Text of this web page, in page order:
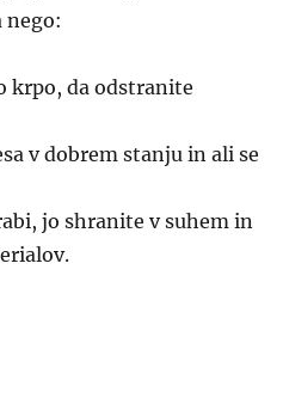
nego:
krpo, da odstranite
v dobrem stanju in ali se
jo shranite v suhem in